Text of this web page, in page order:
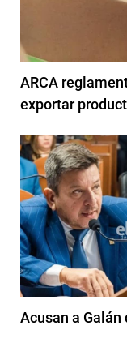
ARCA
exportar
Acusan a Galán